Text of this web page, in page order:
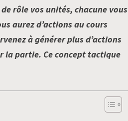
rôle vos unités, chacune vous
aurez d’actions au cours
à générer plus d’actions
la partie. Ce concept tactique